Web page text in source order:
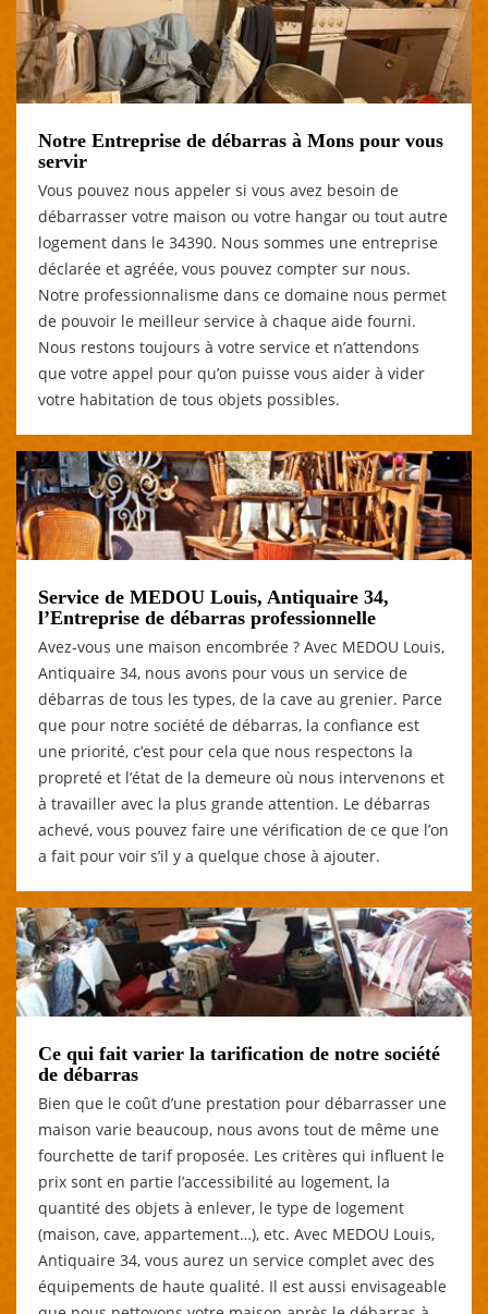
Notre Entreprise de débarras à Mons pour vous
servir
Vous pouvez nous appeler si vous avez besoin de
débarrasser votre maison ou votre hangar ou tout autre
logement dans le 34390. Nous sommes une entreprise
déclarée et agréée, vous pouvez compter sur nous.
Notre professionnalisme dans ce domaine nous permet
de pouvoir le meilleur service à chaque aide fourni.
Nous restons toujours à votre service et n’attendons
que votre appel pour qu’on puisse vous aider à vider
votre habitation de tous objets possibles.
Service de MEDOU Louis, Antiquaire 34,
l’Entreprise de débarras professionnelle
Avez-vous une maison encombrée ? Avec MEDOU Louis,
Antiquaire 34, nous avons pour vous un service de
débarras de tous les types, de la cave au grenier. Parce
que pour notre société de débarras, la confiance est
une priorité, c’est pour cela que nous respectons la
propreté et l’état de la demeure où nous intervenons et
à travailler avec la plus grande attention. Le débarras
achevé, vous pouvez faire une vérification de ce que l’on
a fait pour voir s’il y a quelque chose à ajouter.
Ce qui fait varier la tarification de notre société
de débarras
Bien que le coût d’une prestation pour débarrasser une
maison varie beaucoup, nous avons tout de même une
fourchette de tarif proposée. Les critères qui influent le
prix sont en partie l’accessibilité au logement, la
quantité des objets à enlever, le type de logement
(maison, cave, appartement…), etc. Avec MEDOU Louis,
Antiquaire 34, vous aurez un service complet avec des
équipements de haute qualité. Il est aussi envisageable